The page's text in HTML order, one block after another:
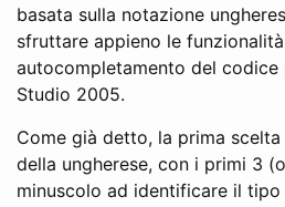
basata sulla notazione
sfruttare appieno le
autocompletamento del codice
Studio 2005.
Come già detto, la prima scelta
della ungherese, con i primi 3
minuscolo ad identificare il